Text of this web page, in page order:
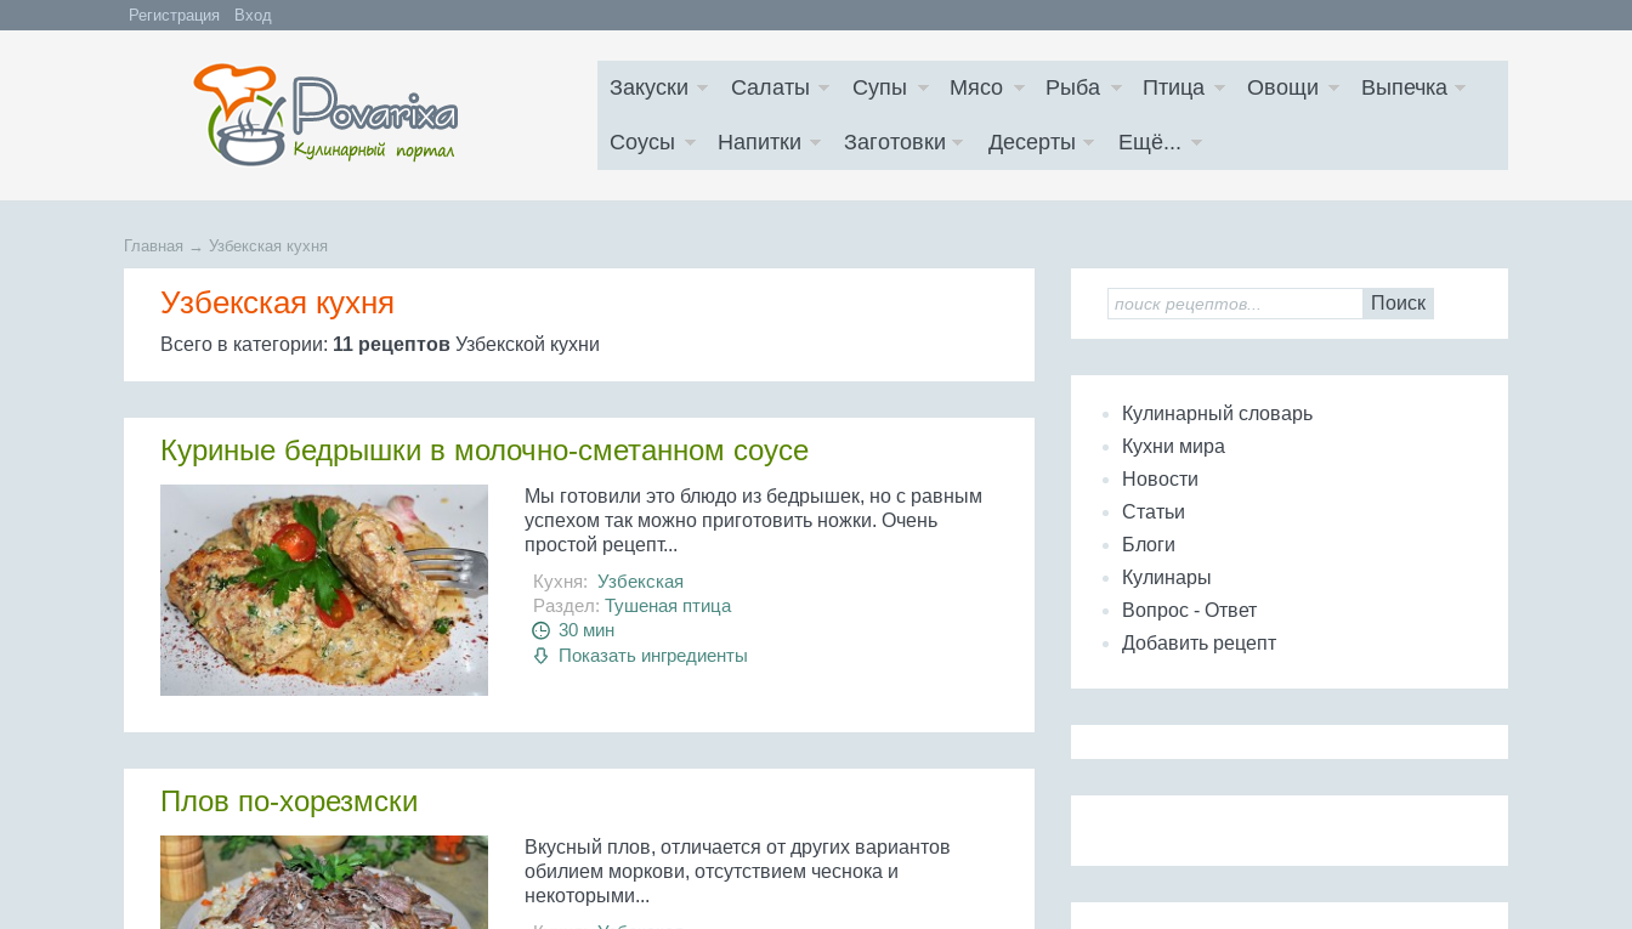
Регистрация Вход
Закуски Салаты Супы Мясо Рыба Птица Овощи Выпечка
Соусы Напитки Заготовки Десерты Ещё...
Главная → Узбекская кухня
Узбекская кухня
Всего в категории: 11 рецептов Узбекской кухни
Куриные бедрышки в молочно-сметанном соусе
Мы готовили это блюдо из бедрышек, но с равным
успехом так можно приготовить ножки. Очень
простой рецепт...
Кухня: Узбекская
Раздел: Тушеная птица
30 мин
Показать ингредиенты
Плов по-хорезмски
Вкусный плов, отличается от других вариантов
обилием моркови, отсутствием чеснока и
некоторыми...
Поиск
Кулинарный словарь
Кухни мира
Новости
Статьи
Блоги
Кулинары
Вопрос - Ответ
Добавить рецепт